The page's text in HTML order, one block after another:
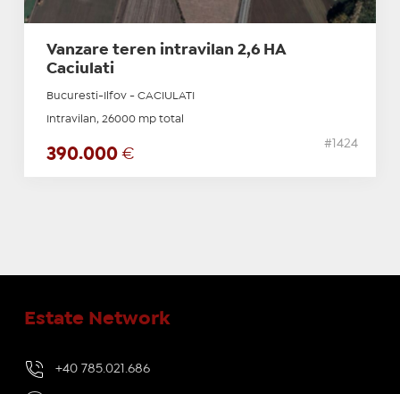
Vanzare teren intravilan 2,6 HA
Caciulati
Bucuresti-Ilfov - CACIULATI
Intravilan, 26000 mp total
390.000 €
#1424
Estate Network
+40 785.021.686